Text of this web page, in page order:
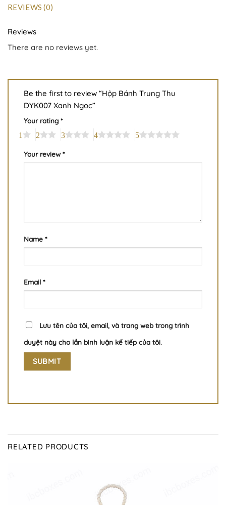
REVIEWS (0)
Reviews
There are no reviews yet.
Be the first to review “Hộp Bánh Trung Thu
DYK007 Xanh Ngọc”
Your rating *
1 2 3 4 5
Your review*
Name *
Email *
Lưu tên của tôi, email, và trang web trong trình
duyệt này cho lần bình luận kế tiếp của tôi.
RELATED PRODUCTS